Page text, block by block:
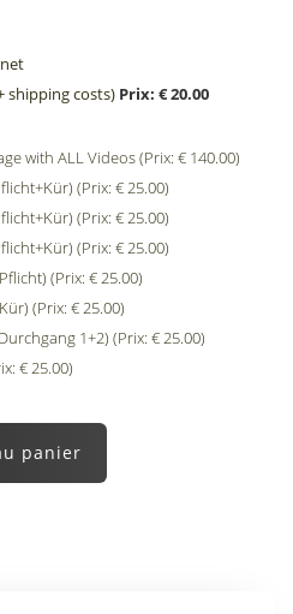
shipping costs) Prix: € 20.00
with ALL Videos (Prix: € 140.00)
(Prix: € 25.00)
(Prix: € 25.00)
(Prix: € 25.00)
(Prix: € 25.00)
(Prix: € 25.00)
1+2) (Prix: € 25.00)
€ 25.00)
panier